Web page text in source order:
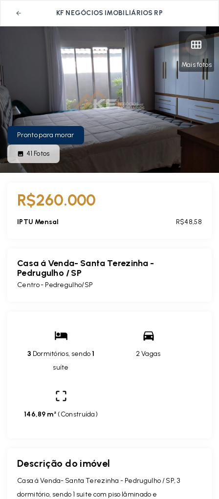
KF NEGÓCIOS IMOBILIÁRIOS RP
Mais fotos
Pronto para morar
41 Fotos
R$260.000
IPTU Mensal R$48,58
Casa á Venda- Santa Terezinha -
Pedrugulho / SP
Centro - Pedregulho/SP
3 Dormitórios, sendo1
suíte
2 Vagas
146,89 m² (Construída)
Descrição do imóvel
Casa á Venda- Santa Terezinha - Pedrugulho / SP, 3
dormitório, sendo 1 suite com piso lâminado e